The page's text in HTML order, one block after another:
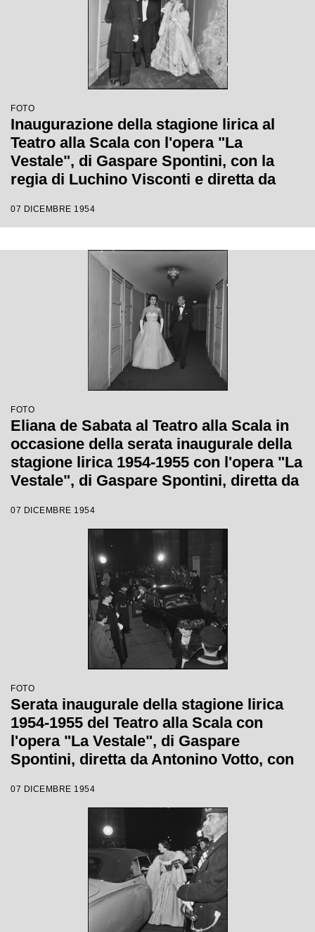
FOTO
Inaugurazione della stagione lirica al
Teatro alla Scala con l'opera "La
Vestale", di Gaspare Spontini, con la
regia di Luchino Visconti e diretta da
07 DICEMBRE 1954
FOTO
Eliana de Sabata al Teatro alla Scala in
occasione della serata inaugurale della
stagione lirica 1954-1955 con l'opera "La
Vestale", di Gaspare Spontini, diretta da
Visconti
07 DICEMBRE 1954
FOTO
Serata inaugurale della stagione lirica
1954-1955 del Teatro alla Scala con
l'opera "La Vestale", di Gaspare
Spontini, diretta da Antonino Votto, con
07 DICEMBRE 1954